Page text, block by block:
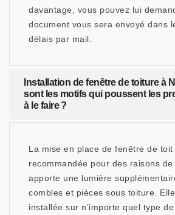
davantage, vous pouvez lui
document vous sera envoyé dans
délais par mail.
Installation de fenêtre de toiture à
sont les motifs qui poussent les
à le faire ?
La mise en place de fenêtre de
recommandée pour des raisons de
apporte une lumière
combles et pièces sous toiture.
installée sur n’importe quel type